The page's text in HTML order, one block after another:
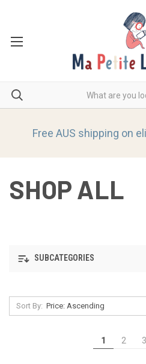
Free AUS shipping on
SHOP ALL
SUBCATEGORIES
Sort By:
1 2 3